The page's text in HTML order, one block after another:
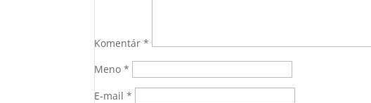
Komentár*
Meno*
E-mail*